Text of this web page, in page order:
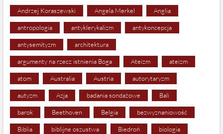
Andrzej Koraszewski Angela Merkel Anglia
antropologia antyklerykalizm antykoncepcja
antysemityzm architektura
argumenty na rzecz istnienia Boga Ateizm ateizm
atom Australia Austria autorytaryzm
autyzm Azja badania sondażowe Bali
barok Beethoven Belgia bezwyznaniowość
Biblia biblijne oszustwa Biedroń biologia